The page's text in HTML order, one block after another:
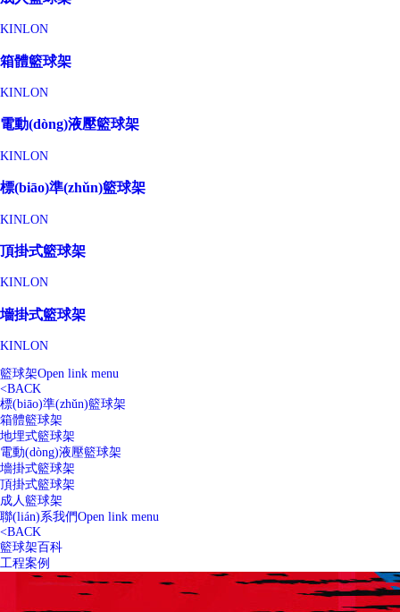
KINLON
箱體籃球架
KINLON
電動(dòng)液壓籃球架
KINLON
標(biāo)準(zhǔn)籃球架
KINLON
頂掛式籃球架
KINLON
墻掛式籃球架
KINLON
籃球架Open link menu
<BACK
標(biāo)準(zhǔn)籃球架
箱體籃球架
地埋式籃球架
電動(dòng)液壓籃球架
墻掛式籃球架
頂掛式籃球架
成人籃球架
聯(lián)系我們Open link menu
<BACK
籃球架百科
工程案例